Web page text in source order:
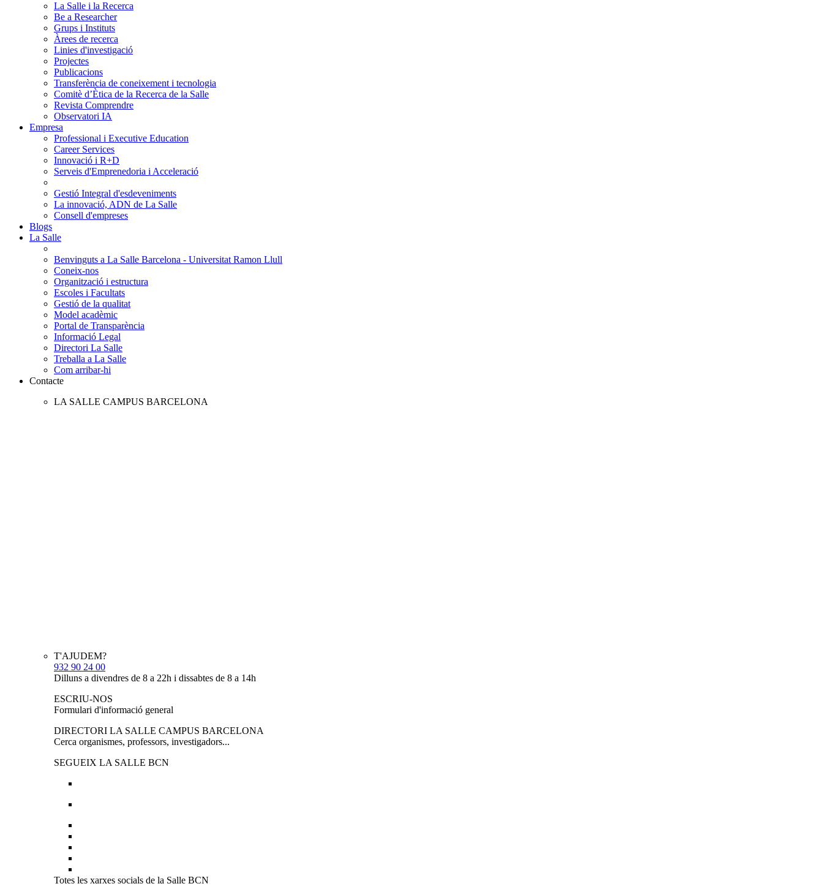
La Salle i la Recerca
Be a Researcher
Grups i Instituts
Àrees de recerca
Linies d'investigació
Projectes
Publicacions
Transferència de coneixement i tecnologia
Comitè d’Ètica de la Recerca de la Salle
Revista Comprendre
Observatori IA
Empresa
Professional i Executive Education
Career Services
Innovació i R+D
Serveis d'Emprenedoria i Acceleració
Gestió Integral d'esdeveniments
La innovació, ADN de La Salle
Consell d'empreses
Blogs
La Salle
Benvinguts a La Salle Barcelona - Universitat Ramon Llull
Coneix-nos
Organització i estructura
Escoles i Facultats
Gestió de la qualitat
Model acadèmic
Portal de Transparència
Informació Legal
Directori La Salle
Treballa a La Salle
Com arribar-hi
Contacte
LA SALLE CAMPUS BARCELONA
T'AJUDEM?
932 90 24 00
Dilluns a divendres de 8 a 22h i dissabtes de 8 a 14h
ESCRIU-NOS
Formulari d'informació general
DIRECTORI LA SALLE CAMPUS BARCELONA
Cerca organismes, professors, investigadors...
SEGUEIX LA SALLE BCN
Totes les xarxes socials de la Salle BCN